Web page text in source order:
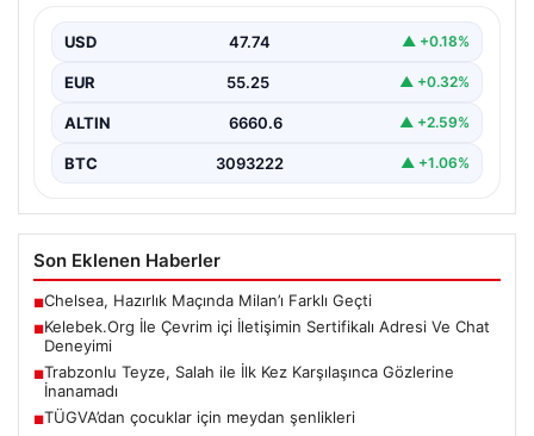
iletişim kurması ciddi bir hassasiyet ifade etmektedir.
Günümüzde…
USD 47.74 ▲ +0.18%
EUR 55.25 ▲ +0.32%
ALTIN 6660.6 ▲ +2.59%
BTC 3093222 ▲ +1.06%
Son Eklenen Haberler
■Chelsea, Hazırlık Maçında Milan’ı Farklı Geçti
■Kelebek.Org İle Çevrim içi İletişimin Sertifikalı Adresi Ve Chat
Deneyimi
■Trabzonlu Teyze, Salah ile İlk Kez Karşılaşınca Gözlerine
İnanamadı
■TÜGVA’dan çocuklar için meydan şenlikleri